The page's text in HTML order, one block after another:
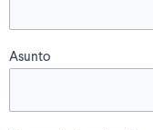
Asunto